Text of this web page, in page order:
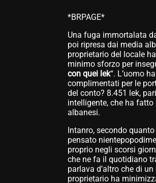
*BRPAGE*
Una fuga immortalata
poi ripresa dai media
proprietario del locale
minimo sforzo per
con quei lek“. L’uomo
complimentati per le
del conto? 8.451 lek,
intelligente, che ha
albanesi.
Intanro, secondo
pensato
proprio negli scorsi
che ne fa il quotidiano
parlava d’altro che di
proprietario ha